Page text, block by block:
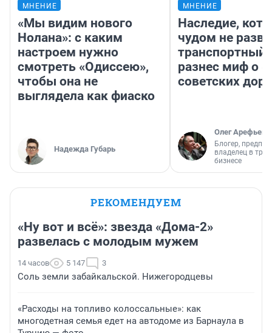
МНЕНИЕ
«Мы видим нового
Нолана»: с каким
настроем нужно
смотреть «Одиссею»,
чтобы она не
выглядела как фиаско
Надежда Губарь
МНЕНИЕ
Наследие,
чудом не
транспортный
разнес миф о
советских
Олег Арефьев
Блогер,
владелец в
бизнесе
РЕКОМЕНДУЕМ
«Ну вот и всё»: звезда «Дома-2»
развелась с молодым мужем
14 часов 5 147 3
Соль земли забайкальской. Нижегородцевы
«Расходы на топливо колоссальные»: как
многодетная семья едет на автодоме из Барнаула в